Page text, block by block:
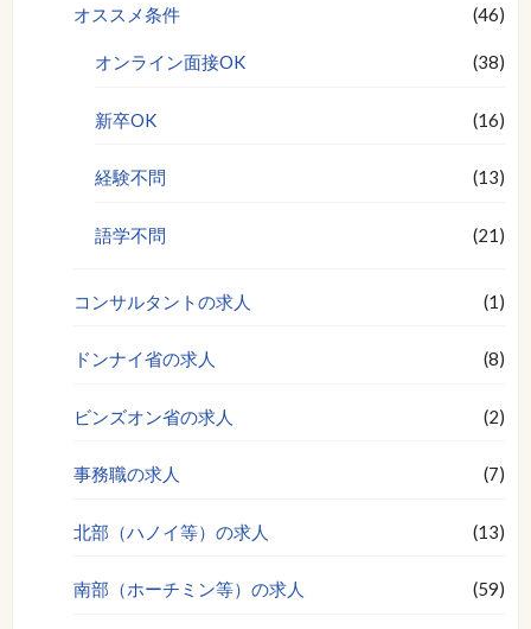
オススメ条件 (46)
オンライン面接OK (38)
新卒OK (16)
経験不問 (13)
語学不問 (21)
コンサルタントの求人 (1)
ドンナイ省の求人 (8)
ビンズオン省の求人 (2)
事務職の求人 (7)
北部（ハノイ等）の求人 (13)
南部（ホーチミン等）の求人 (59)